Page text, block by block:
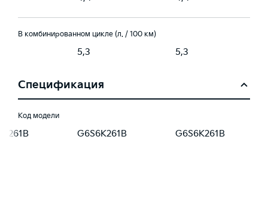
В комбинированном цикле (л. / 100 км)
5,3 5,3
Спецификация
Код модели
G6S6K261B G6S6K261B